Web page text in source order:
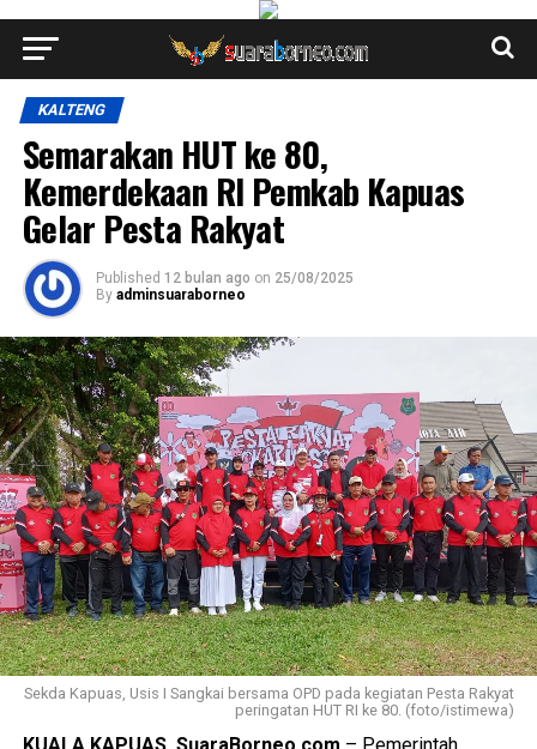
KALTENG
Semarakan HUT ke 80,
Kemerdekaan RI Pemkab Kapuas
Gelar Pesta Rakyat
Published 12 bulan ago on 25/08/2025
By adminsuaraborneo
Sekda Kapuas, Usis I Sangkai bersama OPD pada kegiatan Pesta Rakyat
peringatan HUT RI ke 80. (foto/istimewa)